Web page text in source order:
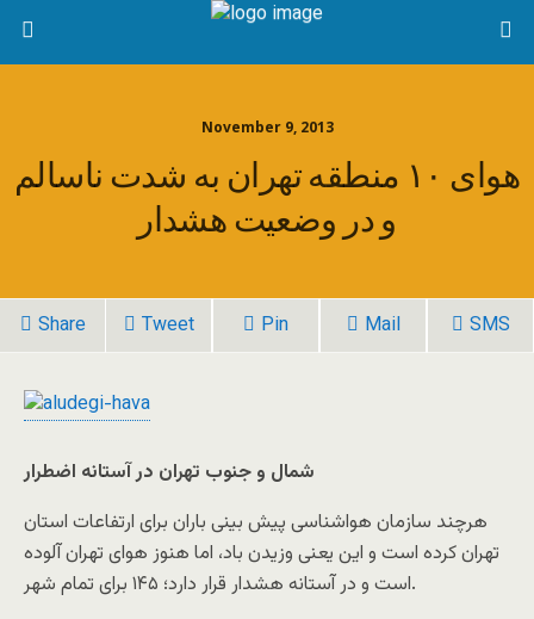
November 9, 2013
هوای ۱۰ منطقه تهران به شدت ناسالم
و در وضعیت هشدار
Share Tweet Pin Mail SMS
شمال و جنوب تهران در آستانه اضطرار
هرچند سازمان هواشناسی پیش بینی باران برای ارتفاعات استان
تهران کرده است و این یعنی وزیدن باد، اما هنوز هوای تهران آلوده
است و در آستانه هشدار قرار دارد؛ ۱۴۵ برای تمام شهر.